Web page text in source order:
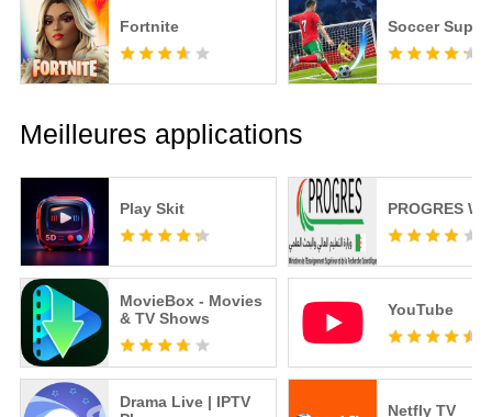
Fortnite Soccer Super
Meilleures applications
Play Skit
MovieBox - Movies
& TV Shows
Drama Live | IPTV
PROGRES
YouTube
Netfly TV